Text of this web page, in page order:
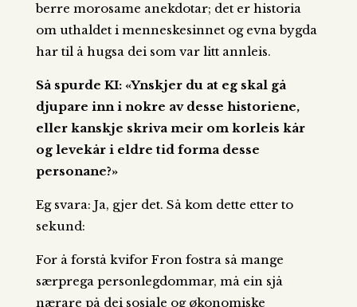
berre morosame anekdotar; det er historia
om uthaldet i menneskesinnet og evna bygda
har til å hugsa dei som var litt annleis.
Så spurde KI: «Ynskjer du at eg skal gå
djupare inn i nokre av desse historiene,
eller kanskje skriva meir om korleis kår
og levekår i eldre tid forma desse
personane?»
Eg svara: Ja, gjer det. Så kom dette etter to
sekund:
For å forstå kvifor Fron fostra så mange
særprega personlegdommar, må ein sjå
nærare på dei sosiale og økonomiske